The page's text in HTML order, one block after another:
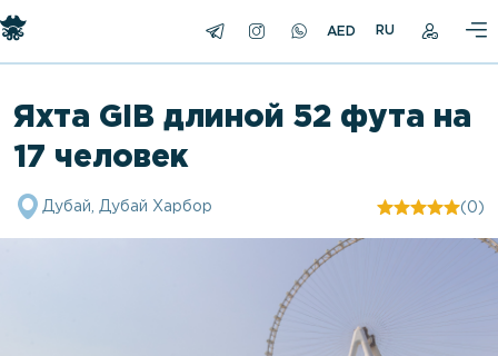
RU
Яхта GIB длиной 52 фута на
17 человек
Дубай, Дубай Харбор (0)